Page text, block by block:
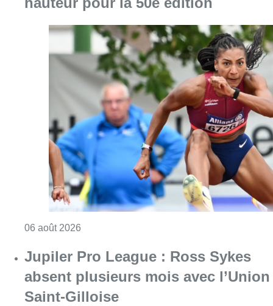
06 août 2026
Jupiler Pro League : Ross Sykes
absent plusieurs mois avec l’Union
Saint-Gilloise